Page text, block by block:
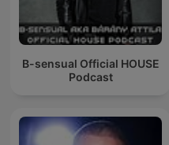
B-sensual Official HOUSE
Podcast